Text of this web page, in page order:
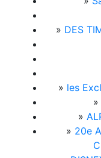
» DES
» les
»
»
» 20e